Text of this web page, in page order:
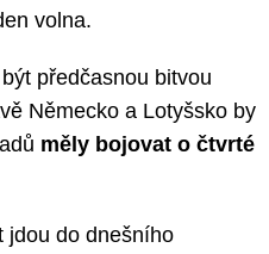
volna.
předčasnou bitvou
Německo a Lotyšsko by
měly bojovat o čtvrté
jdou do dnešního